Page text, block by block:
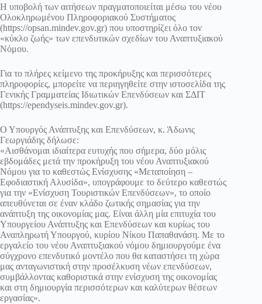
Η υποβολή των αιτήσεων πραγματοποιείται μέσω του νέου
Ολοκληρωμένου Πληροφοριακού Συστήματος
(https://opsan.mindev.gov.gr) που υποστηρίζει όλο τον
«κύκλο ζωής» των επενδυτικών σχεδίων του Αναπτυξιακού
Νόμου.
Για το πλήρες κείμενο της προκήρυξης και περισσότερες
πληροφορίες, μπορείτε να περιηγηθείτε στην ιστοσελίδα της
Γενικής Γραμματείας Ιδιωτικών Επενδύσεων και ΣΔΙΤ
(https://ependyseis.mindev.gov.gr).
Ο Υπουργός Ανάπτυξης και Επενδύσεων, κ. Άδωνις
Γεωργιάδης δήλωσε:
«Αισθάνομαι ιδιαίτερα ευτυχής που σήμερα, δύο μόλις
εβδομάδες μετά την προκήρυξη του νέου Αναπτυξιακού
Νόμου για το καθεστώς Ενίσχυσης «Μεταποίηση –
Εφοδιαστική Αλυσίδα», υπογράφουμε το δεύτερο καθεστώς
για την «Ενίσχυση Τουριστικών Επενδύσεων», το οποίο
απευθύνεται σε έναν κλάδο ζωτικής σημασίας για την
ανάπτυξη της οικονομίας μας. Είναι άλλη μία επιτυχία του
Υπουργείου Ανάπτυξης και Επενδύσεων και κυρίως του
Αναπληρωτή Υπουργού, κυρίου Νίκου Παπαθανάση. Με το
εργαλείο του νέου Αναπτυξιακού νόμου δημιουργούμε ένα
σύγχρονο επενδυτικό μοντέλο που θα καταστήσει τη χώρα
μας ανταγωνιστική στην προσέλκυση νέων επενδύσεων,
συμβάλλοντας καθοριστικά στην ενίσχυση της οικονομίας
και στη δημιουργία περισσότερων και καλύτερων θέσεων
εργασίας».